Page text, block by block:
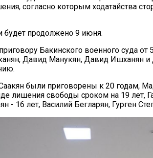
согласно которым ходатайства
будет продолжено 9 июня.
Бакинского военного суда от
Давид Манукян, Давид Ишханян
были приговорены к 20 годам,
лишения свободы сроком на 19 лет,
- 16 лет, Василий Бегларян, Гурген